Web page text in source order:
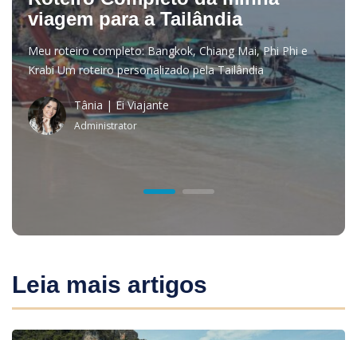
encanto
viagem para a Tailândia
Meu roteiro completo: Bangkok, Chiang Mai, Phi Phi e
Krabi Um roteiro personalizado pela Tailândia
Tânia | Ei Viajante
Administrator
inesquecíveis
Ao longo desses
das viagens está
duradouras e
viagem para a
Meu roteiro
Krabi Um roteiro
Leia mais artigos